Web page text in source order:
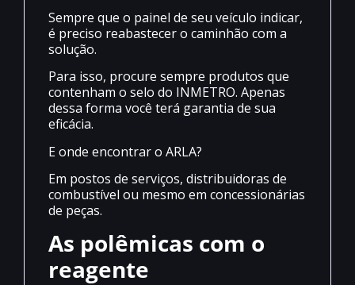
Sempre que o painel de seu veículo indicar,
é preciso reabastecer o caminhão com a
solução.
Para isso, procure sempre produtos que
contenham o selo do INMETRO. Apenas
dessa forma você terá garantia de sua
eficácia.
E onde encontrar o ARLA?
Em postos de serviços, distribuidoras de
combustível ou mesmo em concessionárias
de peças.
As polêmicas com o
reagente